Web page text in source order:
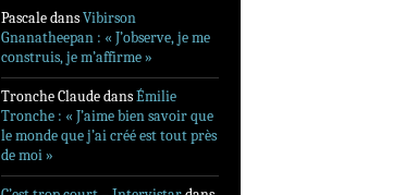
PascaledansVibirson
Gnanatheepan : « J’observe, je me
construis, je m’affirme »
Tronche ClaudedansÉmilie
Tronche : « J’aime bien savoir que
le monde que j’ai créé est tout près
de moi »